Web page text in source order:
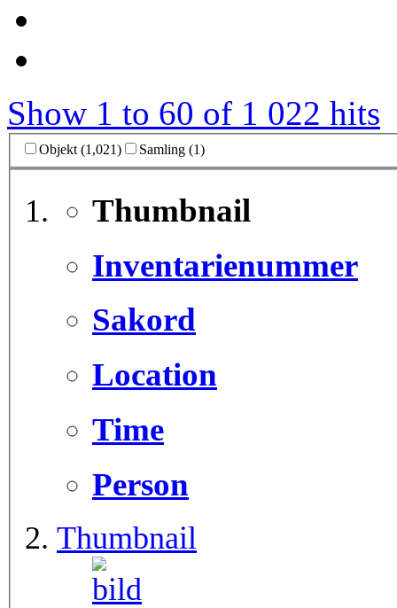
Show 1 to 60 of 1 022 hits
Objekt (1,021) Samling (1)
Thumbnail
Inventarienummer
Sakord
Location
Time
Person
Thumbnail